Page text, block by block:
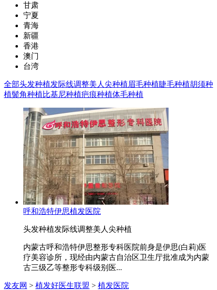
甘肃
宁夏
青海
新疆
香港
澳门
台湾
全部头发种植发际线调整美人尖种植眉毛种植睫毛种植胡须种
植鬓角种植比基尼种植疤痕种植体毛种植
呼和浩特伊思植发医院
头发种植发际线调整美人尖种植
内蒙古呼和浩特伊思整形专科医院前身是伊思(白莉)医
疗美容诊所，现经由内蒙古自治区卫生厅批准成为内蒙
古三级乙等整形专科级别医...
发友网 > 植发好医生联盟 > 植发医院